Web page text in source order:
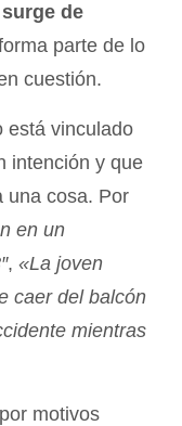
de
parte de lo
cuestión.
está vinculado
intención y que
una cosa. Por
en un
, «La joven
caer del balcón
mientras
motivos